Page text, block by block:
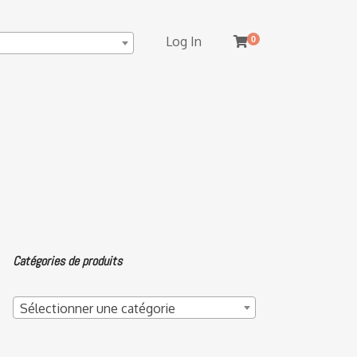
Log In 0
Catégories de produits
Sélectionner une catégorie